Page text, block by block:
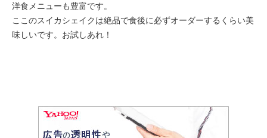
洋食メニューも豊富です。
ここのスイカシェイクは絶品で食後に必ずオーダーするくらい美
味しいです。お試しあれ！